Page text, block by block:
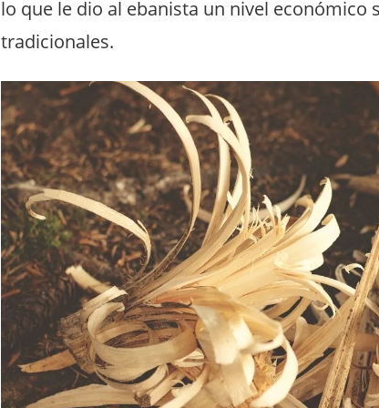
lo que le dio al ebanista un nivel económico
tradicionales.